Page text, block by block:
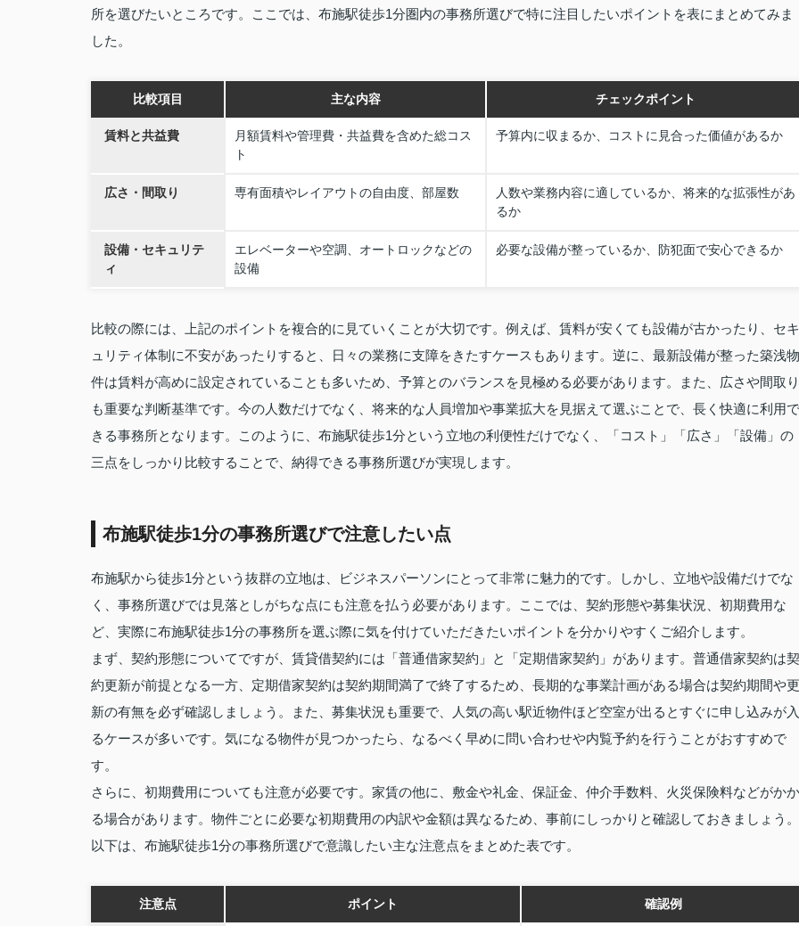
所を選びたいところです。ここでは、布施駅徒歩1分圏内の事務所選びで特に注目したいポイントを表にまとめてみま
した。
比較項目 主な内容 チェックポイント
賃料と共益費
月額賃料や管理費・共益費を含めた総コス
ト
予算内に収まるか、コストに見合った価値があるか
広さ・間取り 専有面積やレイアウトの自由度、部屋数
人数や業務内容に適しているか、将来的な拡張性があ
るか
設備・セキュリテ
ィ
エレベーターや空調、オートロックなどの
設備
必要な設備が整っているか、防犯面で安心できるか
比較の際には、上記のポイントを複合的に見ていくことが大切です。例えば、賃料が安くても設備が古かったり、セキ
ュリティ体制に不安があったりすると、日々の業務に支障をきたすケースもあります。逆に、最新設備が整った築浅物
件は賃料が高めに設定されていることも多いため、予算とのバランスを見極める必要があります。また、広さや間取り
も重要な判断基準です。今の人数だけでなく、将来的な人員増加や事業拡大を見据えて選ぶことで、長く快適に利用で
きる事務所となります。このように、布施駅徒歩1分という立地の利便性だけでなく、「コスト」「広さ」「設備」の
三点をしっかり比較することで、納得できる事務所選びが実現します。
布施駅徒歩1分の事務所選びで注意したい点
布施駅から徒歩1分という抜群の立地は、ビジネスパーソンにとって非常に魅力的です。しかし、立地や設備だけでな
く、事務所選びでは見落としがちな点にも注意を払う必要があります。ここでは、契約形態や募集状況、初期費用な
ど、実際に布施駅徒歩1分の事務所を選ぶ際に気を付けていただきたいポイントを分かりやすくご紹介します。
まず、契約形態についてですが、賃貸借契約には「普通借家契約」と「定期借家契約」があります。普通借家契約は契
約更新が前提となる一方、定期借家契約は契約期間満了で終了するため、長期的な事業計画がある場合は契約期間や更
新の有無を必ず確認しましょう。また、募集状況も重要で、人気の高い駅近物件ほど空室が出るとすぐに申し込みが入
るケースが多いです。気になる物件が見つかったら、なるべく早めに問い合わせや内覧予約を行うことがおすすめで
す。
さらに、初期費用についても注意が必要です。家賃の他に、敷金や礼金、保証金、仲介手数料、火災保険料などがかか
る場合があります。物件ごとに必要な初期費用の内訳や金額は異なるため、事前にしっかりと確認しておきましょう。
以下は、布施駅徒歩1分の事務所選びで意識したい主な注意点をまとめた表です。
注意点 ポイント 確認例